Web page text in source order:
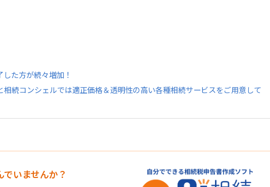
た方が続々増加！
続コンシェルでは適正価格＆透明性の高い各種相続サービスをご用意して
いませんか？